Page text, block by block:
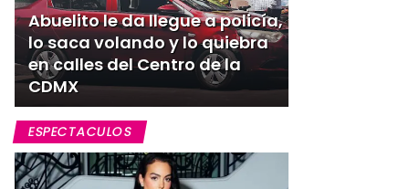
Abuelito le da llegue a policía,
lo saca volando y lo quiebra
en calles del Centro de la
CDMX
ESPECTACULOS